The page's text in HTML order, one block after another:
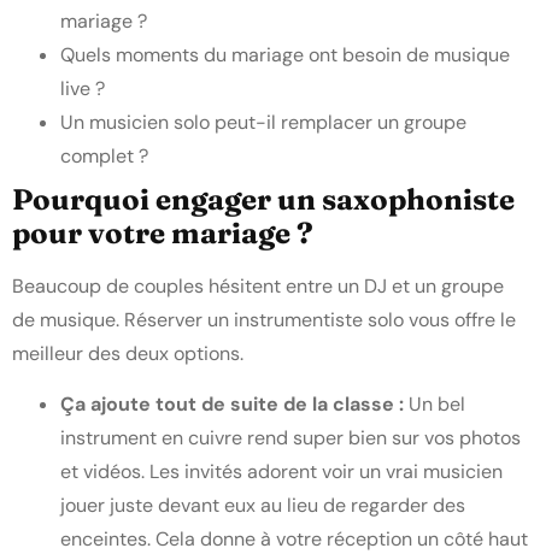
mariage ?
Quels moments du mariage ont besoin de musique
live ?
Un musicien solo peut-il remplacer un groupe
complet ?
Pourquoi engager un saxophoniste
pour votre mariage ?
Beaucoup de couples hésitent entre un DJ et un groupe
de musique. Réserver un instrumentiste solo vous offre le
meilleur des deux options.
Ça ajoute tout de suite de la classe : Un bel
instrument en cuivre rend super bien sur vos photos
et vidéos. Les invités adorent voir un vrai musicien
jouer juste devant eux au lieu de regarder des
enceintes. Cela donne à votre réception un côté haut